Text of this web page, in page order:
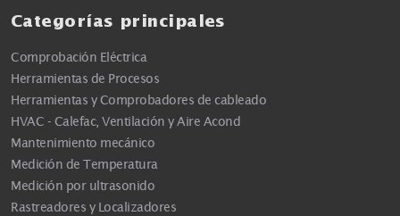
Categorías principales
Comprobación Eléctrica
Herramientas de Procesos
Herramientas y Comprobadores de cableado
HVAC - Calefac, Ventilación y Aire Acond
Mantenimiento mecánico
Medición de Temperatura
Medición por ultrasonido
Rastreadores y Localizadores